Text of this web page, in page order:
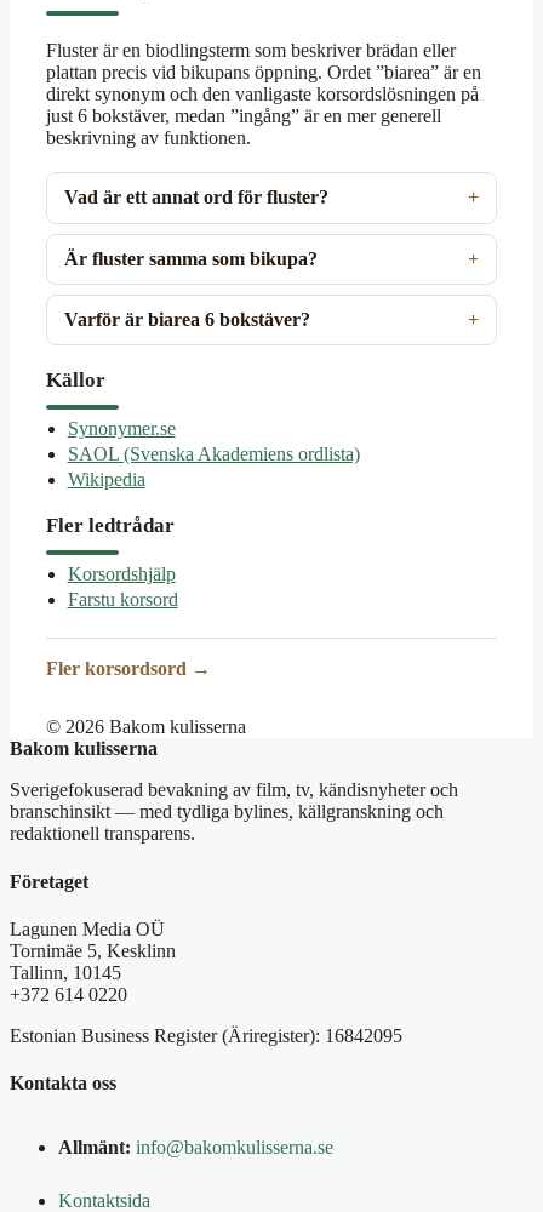
Fluster är en biodlingsterm som beskriver brädan eller
plattan precis vid bikupans öppning. Ordet ”biarea” är en
direkt synonym och den vanligaste korsordslösningen på
just 6 bokstäver, medan ”ingång” är en mer generell
beskrivning av funktionen.
Vad är ett annat ord för fluster?
Är fluster samma som bikupa?
Varför är biarea 6 bokstäver?
Källor
Synonymer.se
SAOL (Svenska Akademiens ordlista)
Wikipedia
Fler ledtrådar
Korsordshjälp
Farstu korsord
Fler korsordsord →
© 2026 Bakom kulisserna
Bakom kulisserna
Sverigefokuserad bevakning av film, tv, kändisnyheter och
branschinsikt — med tydliga bylines, källgranskning och
redaktionell transparens.
Företaget
Lagunen Media OÜ
Tornimäe 5, Kesklinn
Tallinn, 10145
+372 614 0220
Estonian Business Register (Äriregister): 16842095
Kontakta oss
Allmänt: info@bakomkulisserna.se
Kontaktsida